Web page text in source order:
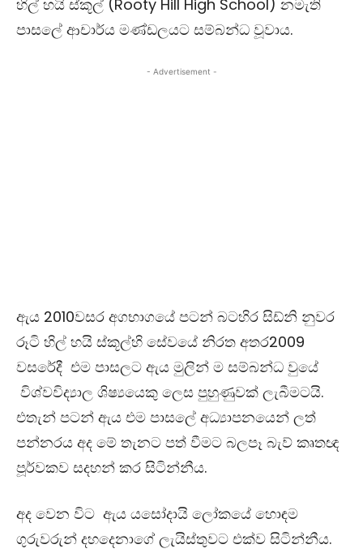
හිල් හයි ස්කූල් (Rooty Hill High School) නමැති
පාසලේ ආචාර්ය මණ්ඩලයට සම්බන්ධ වූවාය.
- Advertisement -
ඇය 2010වසර අගභාගයේ පටන් බටහිර සිඩ්නි නුවර
රූටි හිල් හයි ස්කූල්හි සේවයේ නිරත අතර2009
වසරේදී එම පාසලට ඇය මුලින් ම සම්බන්ධ වුයේ
විශ්වවිද්‍යාල ශිෂ්‍යයෙකු ලෙස පුහුණුවක් ලැබීමටයි.
එතැන් පටන් ඇය එම පාසලේ අධ්‍යාපනයෙන් ලත්
පන්නරය අද මේ තැනට පත් වීමට බලපෑ බැව් කෘතඥ
පූර්වකව සදහන් කර සිටින්නීය.
අද වෙන විට ඇය යසෝදායි ලෝකයේ හොඳම
ගුරුවරුන් දහදෙනාගේ ලැයිස්තුවට එක්ව සිටින්නීය.